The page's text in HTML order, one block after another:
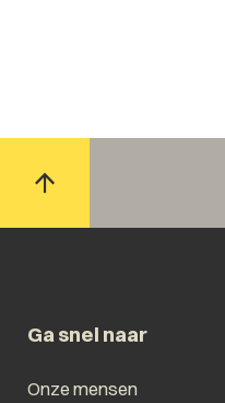
Ga snel naar
Onze mensen